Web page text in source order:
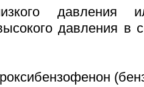
давления в